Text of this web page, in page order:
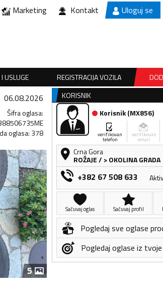
Marketing Kontakt Uloguj se
USLUGE REGISTRACIJA VOZILA
06.08.2026
Šifra oglasa:
oglasa: 378
5
KORISNIK
Korisnik(MX856)
verifikovan
telefon
verifikovan
email
Crna Gora
ROŽAJE/ > OKOLINA GRADA
+382 67 508 633
Sačuvaj oglas Sačuvaj profil
Pogledaj sve oglase
Pogledaj oglase iz